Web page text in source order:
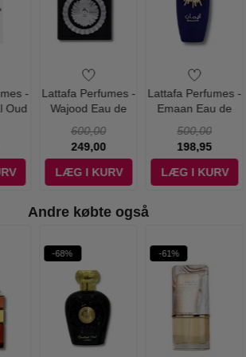
-
Oud
Lattafa Perfumes -
Wajood Eau de
600,00
249,00
LÆG I KURV
Lattafa Perfumes -
Emaan Eau de
500,00
198,95
LÆG I KURV
Andre købte også
-68% -61%